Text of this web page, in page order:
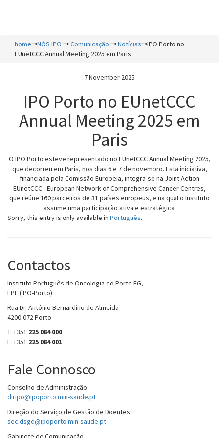
home NÓS IPO Comunicação Notícias
IPO Porto no
EUnetCCC Annual Meeting 2025 em Paris
7 November 2025
IPO Porto no EUnetCCC
Annual Meeting 2025 em
Paris
O IPO Porto esteve representado no EUnetCCC Annual Meeting 2025,
que decorreu em Paris, nos dias 6 e 7 de novembro. Esta iniciativa,
financiada pela Comissão Europeia, integra-se na Joint Action
EUnetCCC - European Network of Comprehensive Cancer Centres,
que reúne 160 parceiros de 31 países europeus, e na qual o Instituto
assume uma participação ativa e estratégica.
Sorry, this entry is only available in Português.
Contactos
Instituto Português de Oncologia do Porto FG,
EPE (IPO-Porto)
Rua Dr. António Bernardino de Almeida
4200-072 Porto
T. +351 225 084 000
F. +351 225 084 001
Fale Connosco
Conselho de Administração
diripo@ipoporto.min-saude.pt
Direção do Serviço de Gestão de Doentes
sec.dsgd@ipoporto.min-saude.pt
Gabinete de Comunicação